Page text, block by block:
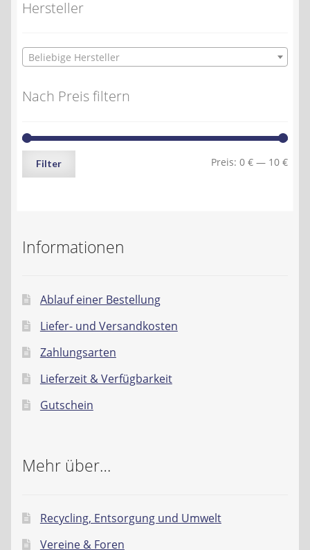
Hersteller
Beliebige Hersteller
Nach Preis filtern
Min.
Max.
Filter Preis: 0 € — 10 €
Informationen
Ablauf einer Bestellung
Liefer- und Versandkosten
Zahlungsarten
Lieferzeit & Verfügbarkeit
Gutschein
Mehr über…
Recycling, Entsorgung und Umwelt
Vereine & Foren